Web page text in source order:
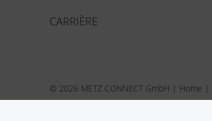
CARRIÈRE
© 2026 METZ CONNECT GmbH | Home |